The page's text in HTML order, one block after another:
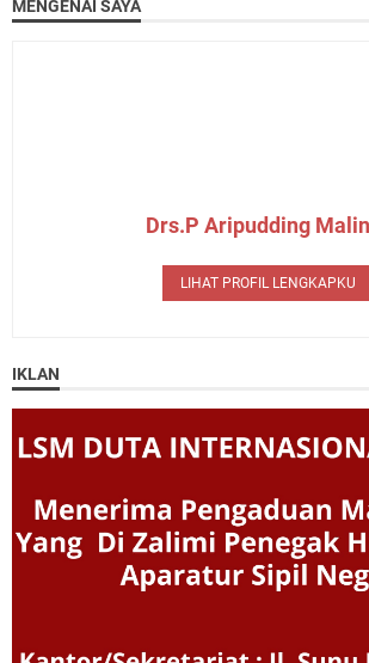
MENGENAI SAYA
Drs.P Aripudding
LIHAT PROFIL LENGKAPKU
IKLAN